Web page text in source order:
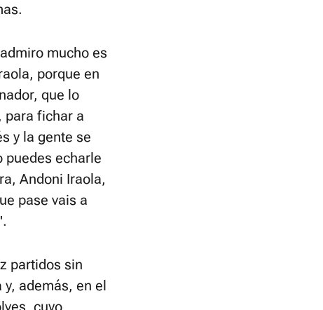
mucho es
porque en
que lo
para fichar a
y la gente se
puedes echarle
Andoni Iraola,
pase vais a
partidos sin
además, en el
cuyo